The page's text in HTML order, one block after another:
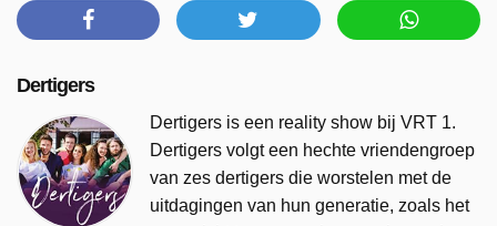
Dertigers
Dertigers is een reality show bij VRT 1.
Dertigers volgt een hechte vriendengroep
van zes dertigers die worstelen met de
uitdagingen van hun generatie, zoals het